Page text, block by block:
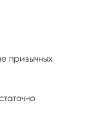
привычных